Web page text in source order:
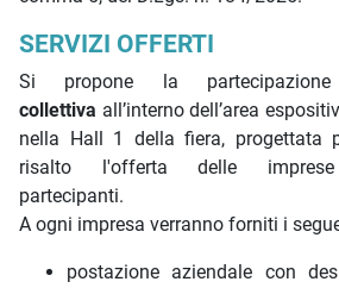
SERVIZI OFFERTI
Si propone la
collettiva all’interno dell’area
nella Hall 1 della fiera, progettata
risalto l'offerta delle imprese
partecipanti.
A ogni impresa verranno forniti i
postazione aziendale con